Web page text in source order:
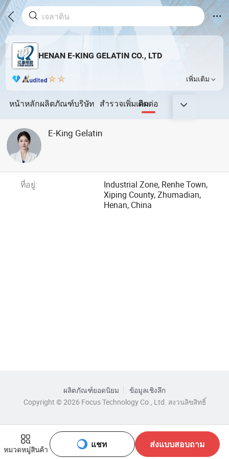
HENAN E-KING GELATIN CO., LTD
เพิ่มเติม
หน้าหลักผลิตภัณฑ์บริษัท สำรวจเพิ่มเติมติดต่อ
หมวดหมู่สินค้า
แชท ส่งแบบสอบถาม
E-King Gelatin
ที่อยู่:
Industrial Zone, Renhe Town,
Xiping County, Zhumadian,
Henan, China
ผลิตภัณฑ์ยอดนิยม
ข้อมูลเชิงลึก
Copyright © 2026 Focus Technology Co., Ltd. สงวนลิขสิทธิ์